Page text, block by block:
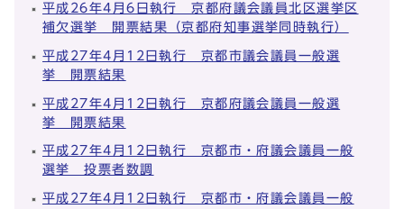
平成26年4月6日執行 京都府議会議員北区選挙区
補欠選挙 開票結果（京都府知事選挙同時執行）
平成27年4月12日執行 京都市議会議員一般選
挙 開票結果
平成27年4月12日執行 京都府議会議員一般選
挙 開票結果
平成27年4月12日執行 京都市・府議会議員一般
選挙 投票者数調
平成27年4月12日執行 京都市・府議会議員一般